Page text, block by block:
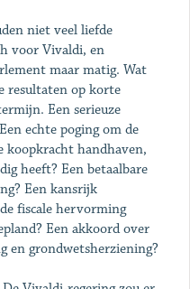
niet veel liefde
voor Vivaldi, en
maar matig. Wat
resultaten op korte
Een serieuze
echte poging om de
koopkracht handhaven,
heeft? Een betaalbare
Een kansrijk
fiscale hervorming
Een akkoord over
en grondwetsherziening?